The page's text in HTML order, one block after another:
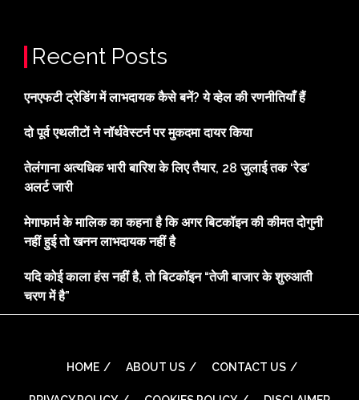
Recent Posts
एनएफटी ट्रेडिंग में लाभदायक कैसे बनें? ये व्हेल की रणनीतियाँ हैं
दो पूर्व एथलीटों ने नॉर्थवेस्टर्न पर मुकदमा दायर किया
तेलंगाना अत्यधिक भारी बारिश के लिए तैयार, 28 जुलाई तक ‘रेड’
अलर्ट जारी
मेगाफार्म के मालिक का कहना है कि अगर बिटकॉइन की कीमत दोगुनी
नहीं हुई तो खनन लाभदायक नहीं है
यदि कोई काला हंस नहीं है, तो बिटकॉइन “तेजी बाजार के शुरुआती
चरण में है”
HOME ABOUT US CONTACT US